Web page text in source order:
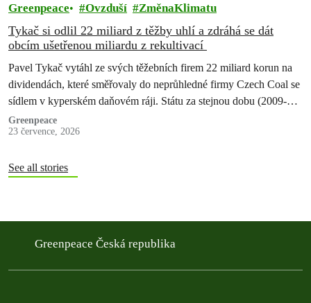
Greenpeace Ovzduší ZměnaKlimatu
Tykač si odlil 22 miliard z těžby uhlí a zdráhá se dát
obcím ušetřenou miliardu z rekultivací
Pavel Tykač vytáhl ze svých těžebních firem 22 miliard korun na
dividendách, které směřovaly do neprůhledné firmy Czech Coal se
sídlem v kyperském daňovém ráji. Státu za stejnou dobu (2009-
2017)…
Greenpeace
23 července, 2026
See all stories
Greenpeace Česká republika